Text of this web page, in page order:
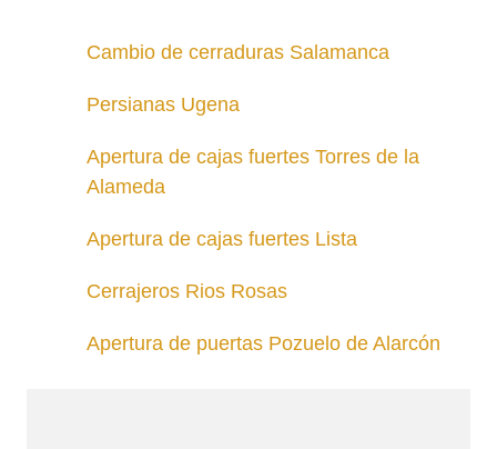
Cambio de cerraduras Salamanca
Persianas Ugena
Apertura de cajas fuertes Torres de la
Alameda
Apertura de cajas fuertes Lista
Cerrajeros Rios Rosas
Apertura de puertas Pozuelo de Alarcón